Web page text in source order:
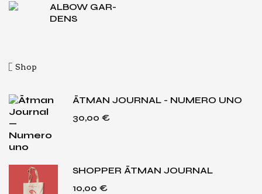
ALBOW GAR­
DENS
Shop
ĀTMAN JOURNAL - NUMERO UNO
30,00 €
SHOPPER ĀTMAN JOURNAL
10,00 €